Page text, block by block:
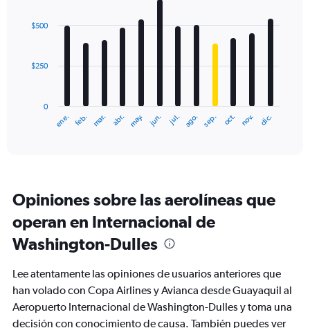
with
12
The
categories.
chart
has
axis
displaying
values.
Range:
ene. feb. mar. abr. may. jun. jul. ago. sep. oct. nov. dic.
0
$250
$500
Opiniones sobre las aerolíneas que
operan en Internacional de
Washington-Dulles
Lee atentamente las opiniones de usuarios anteriores que
han volado con Copa Airlines y Avianca desde Guayaquil al
Aeropuerto Internacional de Washington-Dulles y toma una
decisión con conocimiento de causa. También puedes ver